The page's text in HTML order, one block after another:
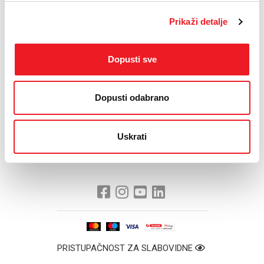
Prikaži detalje
Dopusti sve
Dopusti odabrano
Uskrati
nogometne reprezentacije Zlatko Dalić, koji se rado odazvao
Mladen Grdović, Opća opasnost, Mia Dimšić, Grupa Vigor, Šima
Jovanovac & Fijaker, Dalmatino, Ivana Marić, dr. Mića Pehar, Jozo
Čolina, Dragan Bukmir....
PRISTUPAČNOST ZA SLABOVIDNE